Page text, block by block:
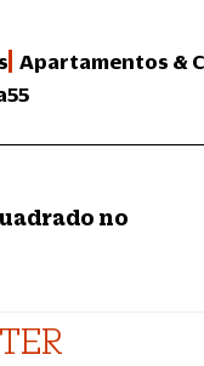
Apartamentos &
no